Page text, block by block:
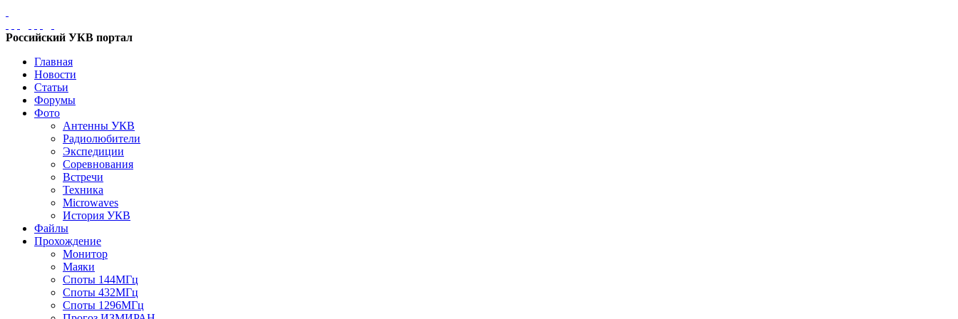
Российский УКВ портал
Главная
Новости
Статьи
Форумы
Фото
Антенны УКВ
Радиолюбители
Экспедиции
Соревнования
Встречи
Техника
Microwaves
История УКВ
Файлы
Прохождение
Монитор
Маяки
Споты 144МГц
Споты 432МГц
Споты 1296МГц